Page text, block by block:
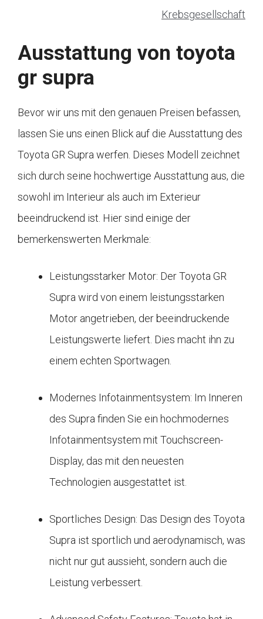
Krebsgesellschaft
Ausstattung von toyota
gr supra
Bevor wir uns mit den genauen Preisen befassen,
lassen Sie uns einen Blick auf die Ausstattung des
Toyota GR Supra werfen. Dieses Modell zeichnet
sich durch seine hochwertige Ausstattung aus, die
sowohl im Interieur als auch im Exterieur
beeindruckend ist. Hier sind einige der
bemerkenswerten Merkmale:
Leistungsstarker Motor: Der Toyota GR
Supra wird von einem leistungsstarken
Motor angetrieben, der beeindruckende
Leistungswerte liefert. Dies macht ihn zu
einem echten Sportwagen.
Modernes Infotainmentsystem: Im Inneren
des Supra finden Sie ein hochmodernes
Infotainmentsystem mit Touchscreen-
Display, das mit den neuesten
Technologien ausgestattet ist.
Sportliches Design: Das Design des Toyota
Supra ist sportlich und aerodynamisch, was
nicht nur gut aussieht, sondern auch die
Leistung verbessert.